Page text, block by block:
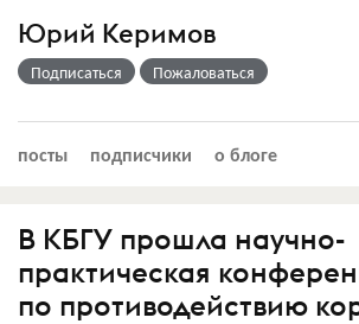
Юрий Керимов
Подписаться Пожаловаться
посты подписчики о блоге
В КБГУ прошла научно-
практическая
по противодействию